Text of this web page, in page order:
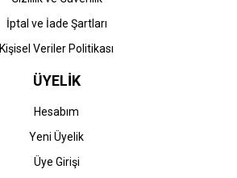
İptal ve İade Şartları
Kişisel Veriler Politikası
ÜYELİK
Hesabım
Yeni Üyelik
Üye Girişi